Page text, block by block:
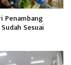
Penambang
Sesuai